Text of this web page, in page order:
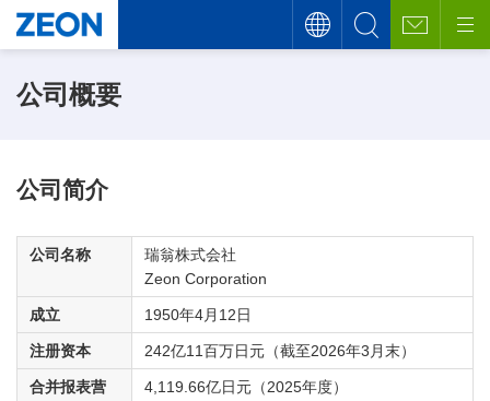
公司概要
公司简介
公司名称
瑞翁株式会社
Zeon Corporation
成立 1950年4月12日
注册资本 242亿11百万日元（截至2026年3月末）
合并报表营
4,119.66亿日元（2025年度）